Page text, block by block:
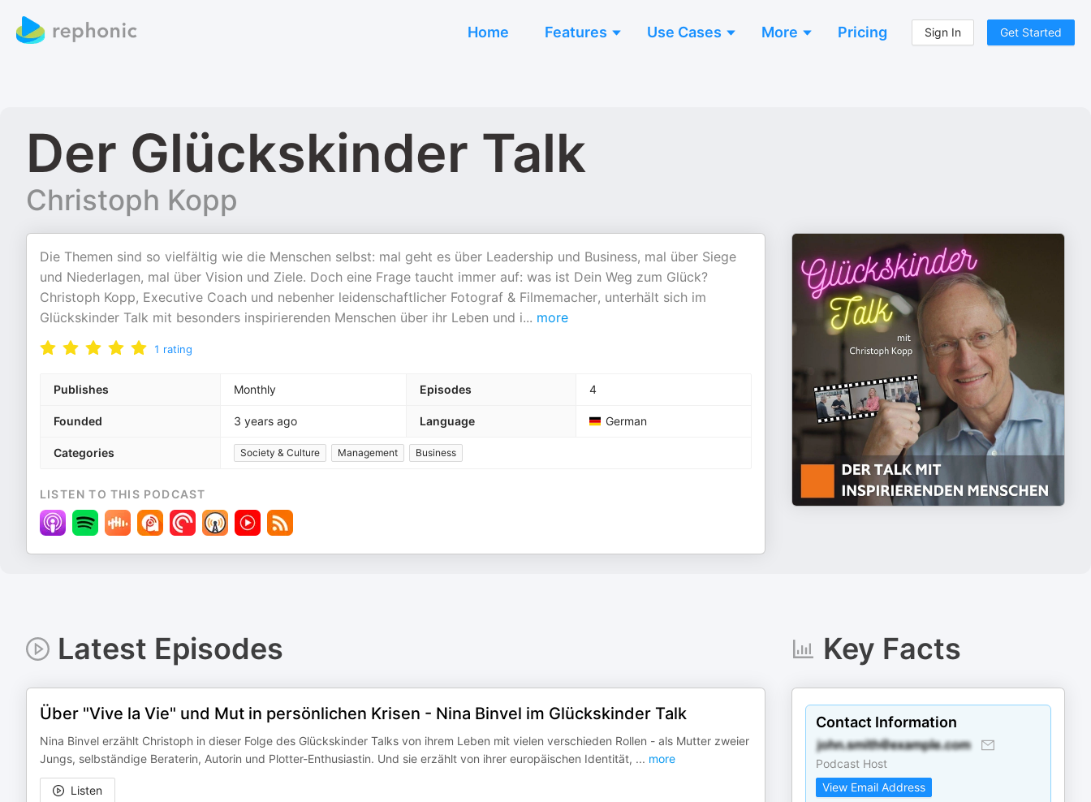
Home Features Use Cases More Pricing Sign In Get Started
Der Glückskinder Talk
Christoph Kopp
Die Themen sind so vielfältig wie die Menschen selbst: mal geht es über Leadership und Business, mal über Siege
und Niederlagen, mal über Vision und Ziele. Doch eine Frage taucht immer auf: was ist Dein Weg zum Glück?
Christoph Kopp, Executive Coach und nebenher leidenschaftlicher Fotograf & Filmemacher, unterhält sich im
Glückskinder Talk mit besonders inspirierenden Menschen über ihr Leben und i... more
1 rating
Publishes Monthly Episodes 4
Founded 3 years ago Language German
Categories Society & Culture Management Business
LISTEN TO THIS PODCAST
Latest Episodes
Über "Vive la Vie" und Mut in persönlichen Krisen - Nina Binvel im Glückskinder Talk
Nina Binvel erzählt Christoph in dieser Folge des Glückskinder Talks von ihrem Leben mit vielen verschieden Rollen - als Mutter zweier
Jungs, selbständige Beraterin, Autorin und Plotter-Enthusiastin. Und sie erzählt von ihrer europäischen Identität, ... more
Listen
Key Facts
Contact Information
Podcast Host
View Email Address